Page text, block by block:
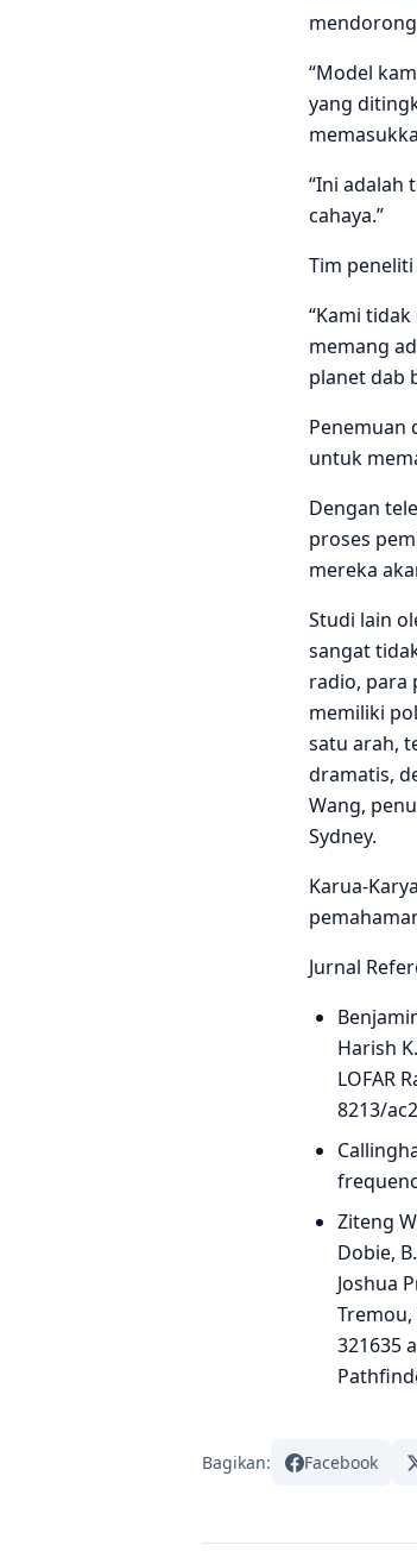
“Model
yang
“Ini adalah
cahaya.”
Tim
“Kami
memang
planet dab
Penemuan
untuk
Dengan
proses
mereka
Studi lain
sangat
radio, para
memiliki
satu arah,
dramatis,
Wang,
Sydney.
Karua-
Jurnal
Harish
LOFAR
8213/
Ziteng
Dobie,
Joshua
Tremou,
321635
Bagikan: Facebook